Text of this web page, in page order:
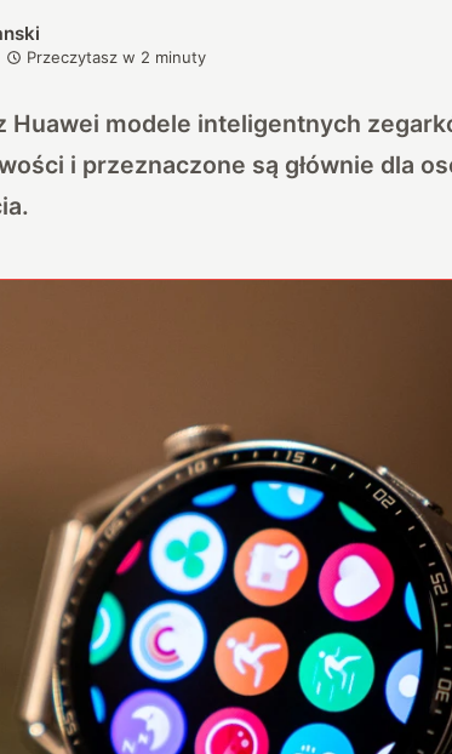
Przeczytasz w 2 minuty
Huawei modele inteligentnych
i przeznaczone są głównie dla